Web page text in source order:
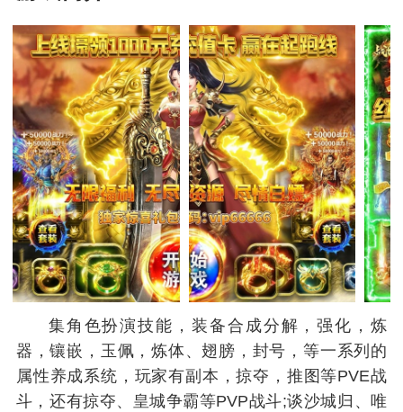
集角色扮演技能，装备合成分解，强化，炼
器，镶嵌，玉佩，炼体、翅膀，封号，等一系列的
属性养成系统，玩家有副本，掠夺，推图等PVE战
斗，还有掠夺、皇城争霸等PVP战斗;谈沙城归、唯